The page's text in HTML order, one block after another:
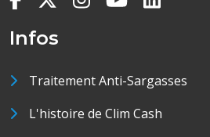
Infos
Traitement Anti-Sargasses
L'histoire de Clim Cash